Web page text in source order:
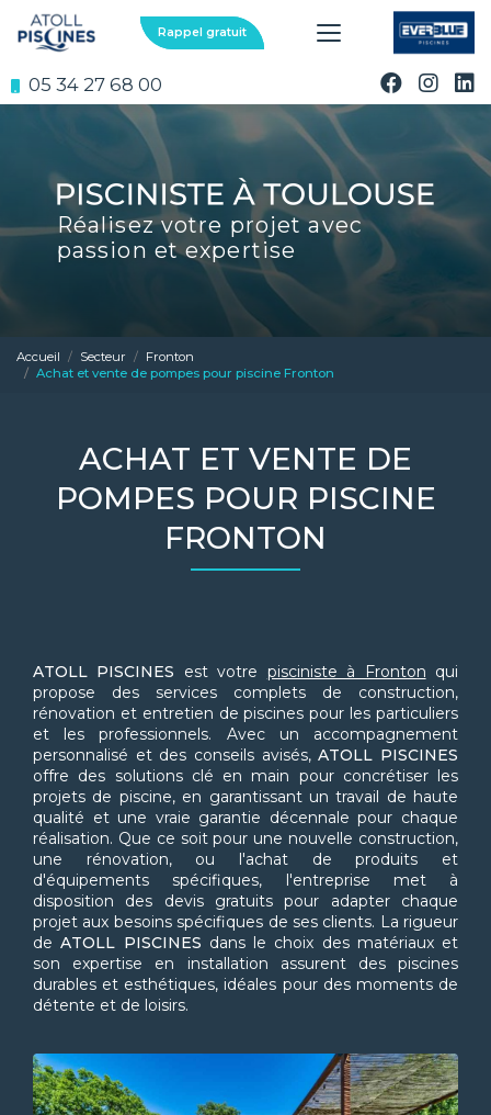
au
contenu
05 34 27 68 00
Rappel gratuit
Réalisez votre projet avec
passion et expertise
Accueil Secteur
Fronton
Achat et vente de pompes pour piscine Fronton
ACHAT ET VENTE DE
POMPES POUR PISCINE
FRONTON
ATOLL PISCINES est votre pisciniste à Fronton qui
propose des services complets de construction,
rénovation et entretien de piscines pour les particuliers
et les professionnels. Avec un accompagnement
personnalisé et des conseils avisés,ATOLL PISCINES
offre des solutions clé en main pour concrétiser les
projets de piscine, en garantissant un travail de haute
qualité et une vraie garantie décennale pour chaque
réalisation. Que ce soit pour une nouvelle construction,
une rénovation, ou l'achat de produits et
d'équipements spécifiques, l'entreprise met à
disposition des devis gratuits pour adapter chaque
projet aux besoins spécifiques de ses clients. La rigueur
deATOLL PISCINES dans le choix des matériaux et
son expertise en installation assurent des piscines
durables et esthétiques, idéales pour des moments de
détente et de loisirs.